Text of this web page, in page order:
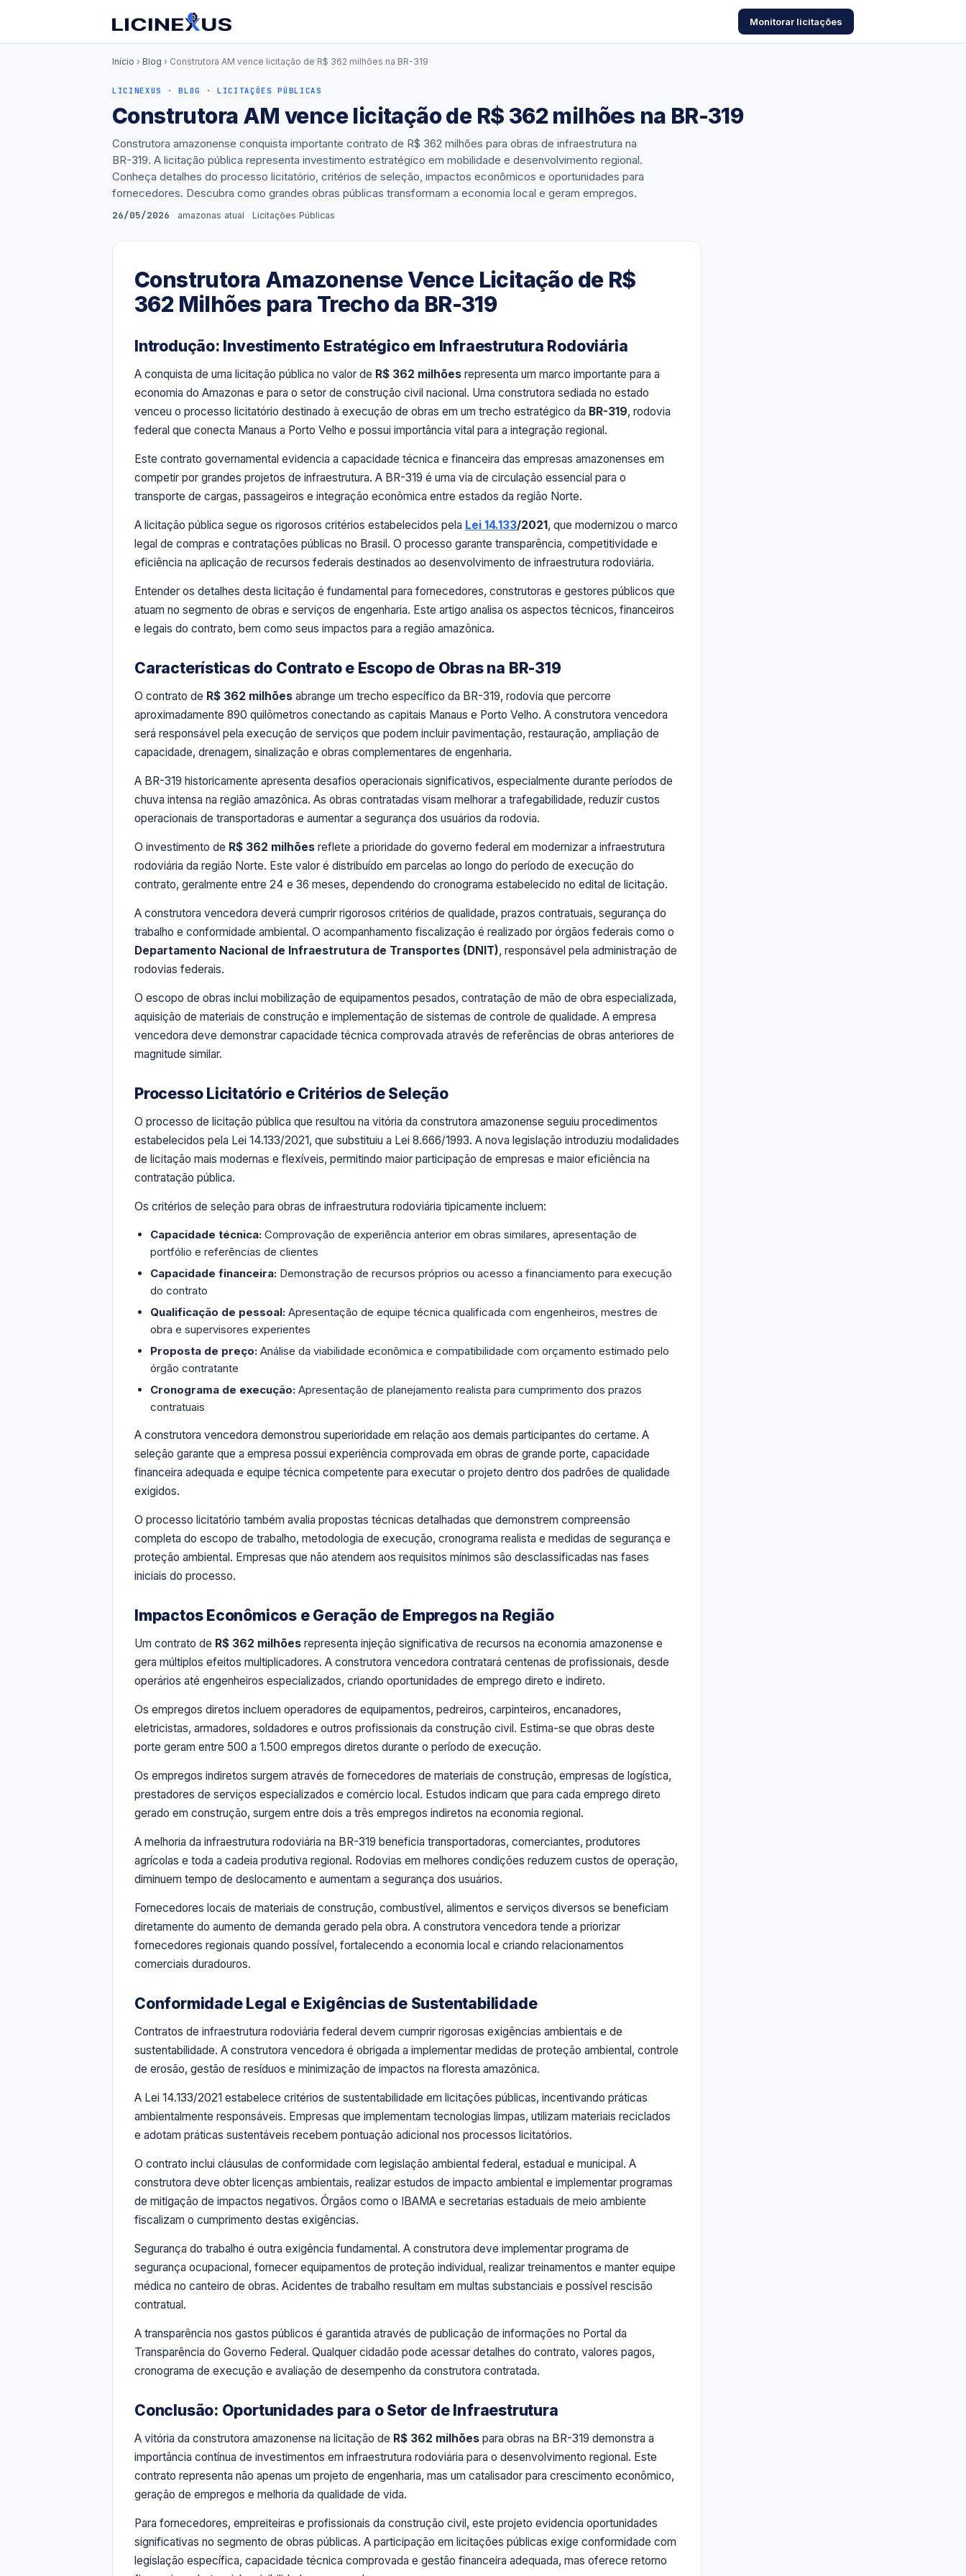
Monitorar licitações
Início › Blog › Construtora AM vence licitação de R$ 362 milhões na BR-319
LICINEXUS · BLOG · LICITAÇÕES PÚBLICAS
Construtora AM vence licitação de R$ 362 milhões na BR-319
Construtora amazonense conquista importante contrato de R$ 362 milhões para obras de infraestrutura na
BR-319. A licitação pública representa investimento estratégico em mobilidade e desenvolvimento regional.
Conheça detalhes do processo licitatório, critérios de seleção, impactos econômicos e oportunidades para
fornecedores. Descubra como grandes obras públicas transformam a economia local e geram empregos.
26/05/2026 · amazonas atual · Licitações Públicas
Construtora Amazonense Vence Licitação de R$
362 Milhões para Trecho da BR-319
Introdução: Investimento Estratégico em Infraestrutura Rodoviária
A conquista de uma licitação pública no valor de R$ 362 milhões representa um marco importante para a
economia do Amazonas e para o setor de construção civil nacional. Uma construtora sediada no estado
venceu o processo licitatório destinado à execução de obras em um trecho estratégico da BR-319, rodovia
federal que conecta Manaus a Porto Velho e possui importância vital para a integração regional.
Este contrato governamental evidencia a capacidade técnica e financeira das empresas amazonenses em
competir por grandes projetos de infraestrutura. A BR-319 é uma via de circulação essencial para o
transporte de cargas, passageiros e integração econômica entre estados da região Norte.
A licitação pública segue os rigorosos critérios estabelecidos pela Lei 14.133/2021, que modernizou o marco
legal de compras e contratações públicas no Brasil. O processo garante transparência, competitividade e
eficiência na aplicação de recursos federais destinados ao desenvolvimento de infraestrutura rodoviária.
Entender os detalhes desta licitação é fundamental para fornecedores, construtoras e gestores públicos que
atuam no segmento de obras e serviços de engenharia. Este artigo analisa os aspectos técnicos, financeiros
e legais do contrato, bem como seus impactos para a região amazônica.
Características do Contrato e Escopo de Obras na BR-319
O contrato de R$ 362 milhões abrange um trecho específico da BR-319, rodovia que percorre
aproximadamente 890 quilômetros conectando as capitais Manaus e Porto Velho. A construtora vencedora
será responsável pela execução de serviços que podem incluir pavimentação, restauração, ampliação de
capacidade, drenagem, sinalização e obras complementares de engenharia.
A BR-319 historicamente apresenta desafios operacionais significativos, especialmente durante períodos de
chuva intensa na região amazônica. As obras contratadas visam melhorar a trafegabilidade, reduzir custos
operacionais de transportadoras e aumentar a segurança dos usuários da rodovia.
O investimento de R$ 362 milhões reflete a prioridade do governo federal em modernizar a infraestrutura
rodoviária da região Norte. Este valor é distribuído em parcelas ao longo do período de execução do
contrato, geralmente entre 24 e 36 meses, dependendo do cronograma estabelecido no edital de licitação.
A construtora vencedora deverá cumprir rigorosos critérios de qualidade, prazos contratuais, segurança do
trabalho e conformidade ambiental. O acompanhamento fiscalização é realizado por órgãos federais como o
Departamento Nacional de Infraestrutura de Transportes (DNIT), responsável pela administração de
rodovias federais.
O escopo de obras inclui mobilização de equipamentos pesados, contratação de mão de obra especializada,
aquisição de materiais de construção e implementação de sistemas de controle de qualidade. A empresa
vencedora deve demonstrar capacidade técnica comprovada através de referências de obras anteriores de
magnitude similar.
Processo Licitatório e Critérios de Seleção
O processo de licitação pública que resultou na vitória da construtora amazonense seguiu procedimentos
estabelecidos pela Lei 14.133/2021, que substituiu a Lei 8.666/1993. A nova legislação introduziu modalidades
de licitação mais modernas e flexíveis, permitindo maior participação de empresas e maior eficiência na
contratação pública.
Os critérios de seleção para obras de infraestrutura rodoviária tipicamente incluem:
Capacidade técnica: Comprovação de experiência anterior em obras similares, apresentação de
portfólio e referências de clientes
Capacidade financeira: Demonstração de recursos próprios ou acesso a financiamento para execução
do contrato
Qualificação de pessoal: Apresentação de equipe técnica qualificada com engenheiros, mestres de
obra e supervisores experientes
Proposta de preço: Análise da viabilidade econômica e compatibilidade com orçamento estimado pelo
órgão contratante
Cronograma de execução: Apresentação de planejamento realista para cumprimento dos prazos
contratuais
A construtora vencedora demonstrou superioridade em relação aos demais participantes do certame. A
seleção garante que a empresa possui experiência comprovada em obras de grande porte, capacidade
financeira adequada e equipe técnica competente para executar o projeto dentro dos padrões de qualidade
exigidos.
O processo licitatório também avalia propostas técnicas detalhadas que demonstrem compreensão
completa do escopo de trabalho, metodologia de execução, cronograma realista e medidas de segurança e
proteção ambiental. Empresas que não atendem aos requisitos mínimos são desclassificadas nas fases
iniciais do processo.
Impactos Econômicos e Geração de Empregos na Região
Um contrato de R$ 362 milhões representa injeção significativa de recursos na economia amazonense e
gera múltiplos efeitos multiplicadores. A construtora vencedora contratará centenas de profissionais, desde
operários até engenheiros especializados, criando oportunidades de emprego direto e indireto.
Os empregos diretos incluem operadores de equipamentos, pedreiros, carpinteiros, encanadores,
eletricistas, armadores, soldadores e outros profissionais da construção civil. Estima-se que obras deste
porte geram entre 500 a 1.500 empregos diretos durante o período de execução.
Os empregos indiretos surgem através de fornecedores de materiais de construção, empresas de logística,
prestadores de serviços especializados e comércio local. Estudos indicam que para cada emprego direto
gerado em construção, surgem entre dois a três empregos indiretos na economia regional.
A melhoria da infraestrutura rodoviária na BR-319 beneficia transportadoras, comerciantes, produtores
agrícolas e toda a cadeia produtiva regional. Rodovias em melhores condições reduzem custos de operação,
diminuem tempo de deslocamento e aumentam a segurança dos usuários.
Fornecedores locais de materiais de construção, combustível, alimentos e serviços diversos se beneficiam
diretamente do aumento de demanda gerado pela obra. A construtora vencedora tende a priorizar
fornecedores regionais quando possível, fortalecendo a economia local e criando relacionamentos
comerciais duradouros.
Conformidade Legal e Exigências de Sustentabilidade
Contratos de infraestrutura rodoviária federal devem cumprir rigorosas exigências ambientais e de
sustentabilidade. A construtora vencedora é obrigada a implementar medidas de proteção ambiental, controle
de erosão, gestão de resíduos e minimização de impactos na floresta amazônica.
A Lei 14.133/2021 estabelece critérios de sustentabilidade em licitações públicas, incentivando práticas
ambientalmente responsáveis. Empresas que implementam tecnologias limpas, utilizam materiais reciclados
e adotam práticas sustentáveis recebem pontuação adicional nos processos licitatórios.
O contrato inclui cláusulas de conformidade com legislação ambiental federal, estadual e municipal. A
construtora deve obter licenças ambientais, realizar estudos de impacto ambiental e implementar programas
de mitigação de impactos negativos. Órgãos como o IBAMA e secretarias estaduais de meio ambiente
fiscalizam o cumprimento destas exigências.
Segurança do trabalho é outra exigência fundamental. A construtora deve implementar programa de
segurança ocupacional, fornecer equipamentos de proteção individual, realizar treinamentos e manter equipe
médica no canteiro de obras. Acidentes de trabalho resultam em multas substanciais e possível rescisão
contratual.
A transparência nos gastos públicos é garantida através de publicação de informações no Portal da
Transparência do Governo Federal. Qualquer cidadão pode acessar detalhes do contrato, valores pagos,
cronograma de execução e avaliação de desempenho da construtora contratada.
Conclusão: Oportunidades para o Setor de Infraestrutura
A vitória da construtora amazonense na licitação de R$ 362 milhões para obras na BR-319 demonstra a
importância contínua de investimentos em infraestrutura rodoviária para o desenvolvimento regional. Este
contrato representa não apenas um projeto de engenharia, mas um catalisador para crescimento econômico,
geração de empregos e melhoria da qualidade de vida.
Para fornecedores, empreiteiras e profissionais da construção civil, este projeto evidencia oportunidades
significativas no segmento de obras públicas. A participação em licitações públicas exige conformidade com
legislação específica, capacidade técnica comprovada e gestão financeira adequada, mas oferece retorno